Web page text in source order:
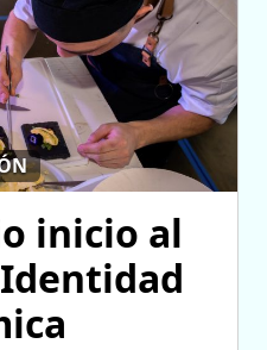
inicio al
Identidad